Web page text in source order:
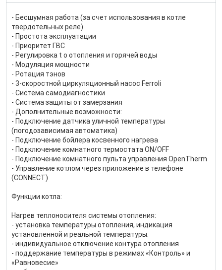
- Бесшумная работа (за счет использования в котле
твердотельных реле)
- Простота эксплуатации
- Приоритет ГВС
- Регулировка t o отопления и горячей воды
- Модуляция мощности
- Ротация тэнов
- 3-скоростной циркуляционный насос Ferroli
- Система самодиагностики
- Система защиты от замерзания
- Дополнительные возможности:
- Подключение датчика уличной температуры
(погодозависимая автоматика)
- Подключение бойлера косвенного нагрева
- Подключение комнатного термостата ON/OFF
- Подключение комнатного пульта управления OpenTherm
- Управление котлом через приложение в телефоне
(CONNECT)
Функции котла:
Нагрев теплоносителя системы отопления:
- установка температуры отопления, индикация
установленной и реальной температуры.
- индивидуальное отключение контура отопления
- поддержание температуры в режимах «Контроль» и
«Равновесие»